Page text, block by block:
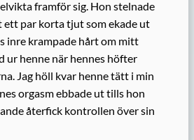
framför sig. Hon stelnade
ett par korta tjut som ekade ut
inre krampade hårt om mitt
ur henne när hennes höfter
Jag höll kvar henne tätt i min
orgasm ebbade ut tills hon
återfick kontrollen över sin